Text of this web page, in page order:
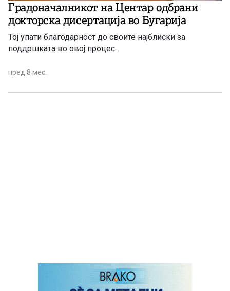
Градоначалникот на Центар одбрани
докторска дисертација во Бугарија
Тој упати благодарност до своите најблиски за
поддршката во овој процес.
пред 8 мес.